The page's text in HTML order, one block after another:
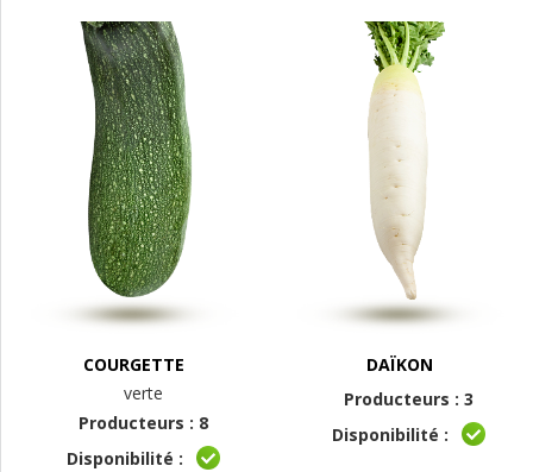
COURGETTE
verte
Producteurs : 8
Disponibilité :
DAÏKON
Producteurs : 3
Disponibilité :